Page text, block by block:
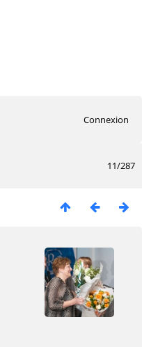
Connexion
11/287